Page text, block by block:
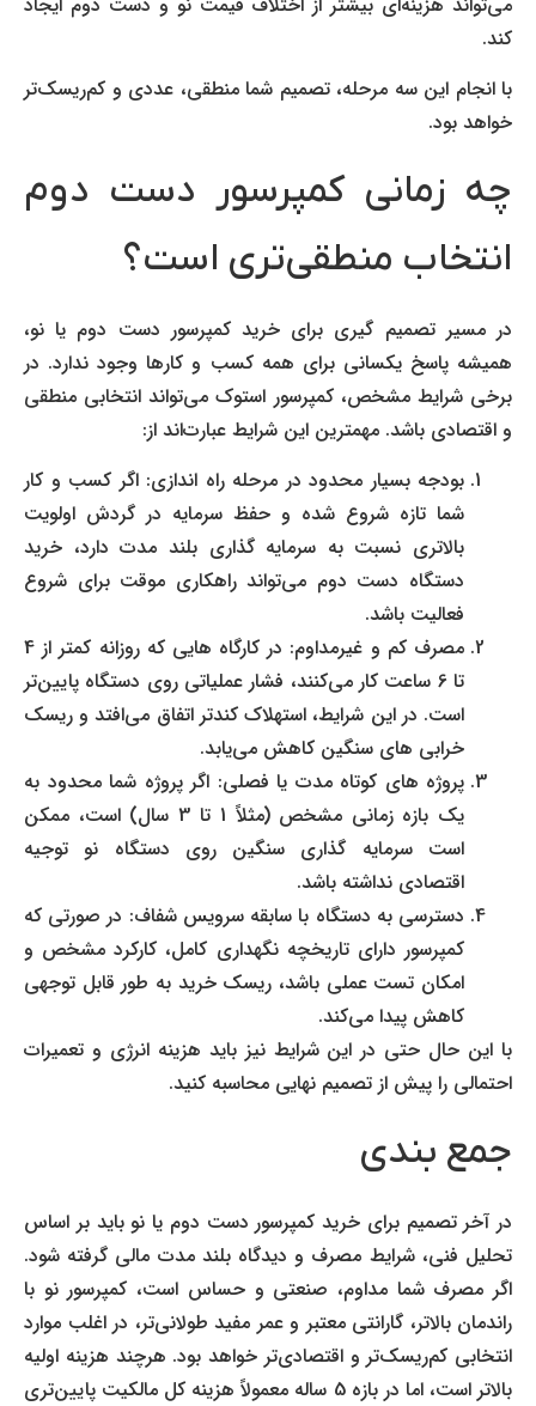
کند.
با انجام این سه مرحله، تصمیم شما منطقی، عددی و کم‌ریسک‌تر
خواهد بود.
چه زمانی کمپرسور دست دوم
انتخاب منطقی‌تری است؟
در مسیر تصمیم گیری برای خرید کمپرسور دست دوم یا نو،
همیشه پاسخ یکسانی برای همه کسب و کارها وجود ندارد. در
برخی شرایط مشخص، کمپرسور استوک می‌تواند انتخابی منطقی
و اقتصادی باشد. مهمترین این شرایط عبارت‌اند از:
بودجه بسیار محدود در مرحله راه اندازی: اگر کسب و کار
شما تازه شروع شده و حفظ سرمایه در گردش اولویت
بالاتری نسبت به سرمایه گذاری بلند مدت دارد، خرید
دستگاه دست دوم می‌تواند راهکاری موقت برای شروع
فعالیت باشد.
مصرف کم و غیرمداوم: در کارگاه هایی که روزانه کمتر از 4
تا 6 ساعت کار می‌کنند، فشار عملیاتی روی دستگاه پایین‌تر
است. در این شرایط، استهلاک کندتر اتفاق می‌افتد و ریسک
خرابی های سنگین کاهش می‌یابد.
پروژه های کوتاه مدت یا فصلی: اگر پروژه شما محدود به
یک بازه زمانی مشخص (مثلاً 1 تا 3 سال) است، ممکن
است سرمایه گذاری سنگین روی دستگاه نو توجیه
اقتصادی نداشته باشد.
دسترسی به دستگاه با سابقه سرویس شفاف: در صورتی که
کمپرسور دارای تاریخچه نگهداری کامل، کارکرد مشخص و
امکان تست عملی باشد، ریسک خرید به طور قابل توجهی
کاهش پیدا می‌کند.
با این حال حتی در این شرایط نیز باید هزینه انرژی و تعمیرات
احتمالی را پیش از تصمیم نهایی محاسبه کنید.
جمع بندی
در آخر تصمیم برای خرید کمپرسور دست دوم یا نو باید بر اساس
تحلیل فنی، شرایط مصرف و دیدگاه بلند مدت مالی گرفته شود.
اگر مصرف شما مداوم، صنعتی و حساس است، کمپرسور نو با
راندمان بالاتر، گارانتی معتبر و عمر مفید طولانی‌تر، در اغلب موارد
انتخابی کم‌ریسک‌تر و اقتصادی‌تر خواهد بود. هرچند هزینه اولیه
بالاتر است، اما در بازه 5 ساله معمولاً هزینه کل مالکیت پایین‌تری